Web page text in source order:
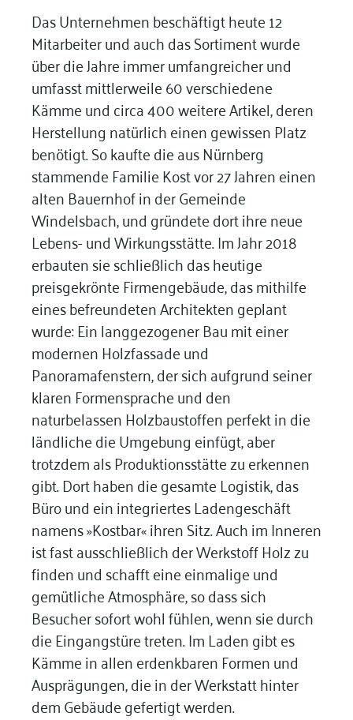
Das Unternehmen beschäftigt heute 12
Mitarbeiter und auch das Sortiment wurde
über die Jahre immer umfangreicher und
umfasst mittlerweile 60 verschiedene
Kämme und circa 400 weitere Artikel, deren
Herstellung natürlich einen gewissen Platz
benötigt. So kaufte die aus Nürnberg
stammende Familie Kost vor 27 Jahren einen
alten Bauernhof in der Gemeinde
Windelsbach, und gründete dort ihre neue
Lebens- und Wirkungsstätte. Im Jahr 2018
erbauten sie schließlich das heutige
preisgekrönte Firmengebäude, das mithilfe
eines befreundeten Architekten geplant
wurde: Ein langgezogener Bau mit einer
modernen Holzfassade und
Panoramafenstern, der sich aufgrund seiner
klaren Formensprache und den
naturbelassen Holzbaustoffen perfekt in die
ländliche die Umgebung einfügt, aber
trotzdem als Produktionsstätte zu erkennen
gibt. Dort haben die gesamte Logistik, das
Büro und ein integriertes Ladengeschäft
namens »Kostbar« ihren Sitz. Auch im Inneren
ist fast ausschließlich der Werkstoff Holz zu
finden und schafft eine einmalige und
gemütliche Atmosphäre, so dass sich
Besucher sofort wohl fühlen, wenn sie durch
die Eingangstüre treten. Im Laden gibt es
Kämme in allen erdenkbaren Formen und
Ausprägungen, die in der Werkstatt hinter
dem Gebäude gefertigt werden.